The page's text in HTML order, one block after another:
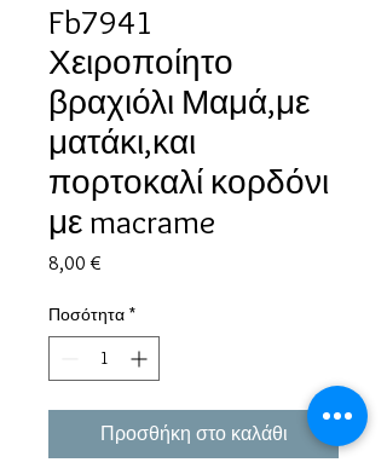
Fb7941
Χειροποίητο
βραχιόλι Μαμά,με
ματάκι,και
πορτοκαλί κορδόνι
με macrame
8,00 €
Ποσότητα *
Προσθήκη στο καλάθι